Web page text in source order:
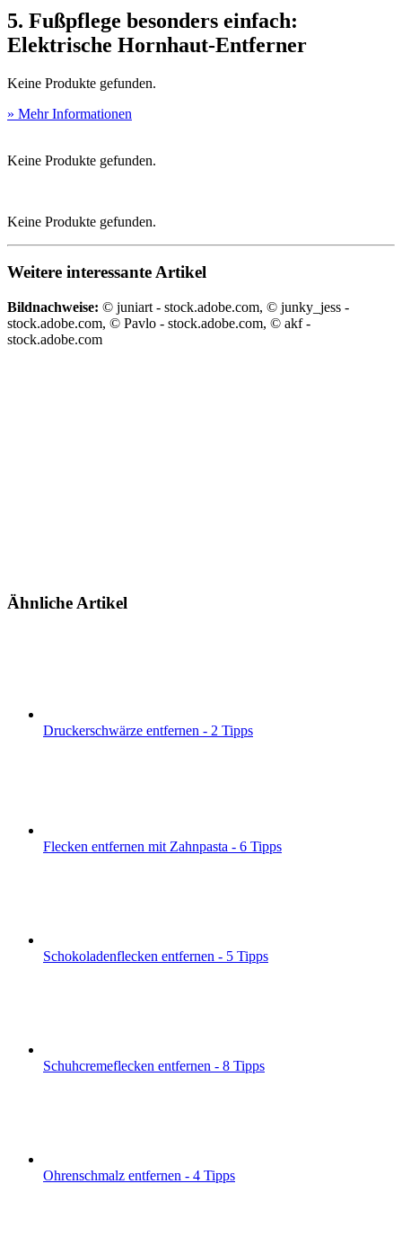
5. Fußpflege besonders einfach:
Elektrische Hornhaut-Entferner
Keine Produkte gefunden.
» Mehr Informationen
Keine Produkte gefunden.
Keine Produkte gefunden.
Weitere interessante Artikel
Bildnachweise: © juniart - stock.adobe.com, © junky_jess -
stock.adobe.com, © Pavlo - stock.adobe.com, © akf -
stock.adobe.com
Ähnliche Artikel
Druckerschwärze entfernen - 2 Tipps
Flecken entfernen mit Zahnpasta - 6 Tipps
Schokoladenflecken entfernen - 5 Tipps
Schuhcremeflecken entfernen - 8 Tipps
Ohrenschmalz entfernen - 4 Tipps